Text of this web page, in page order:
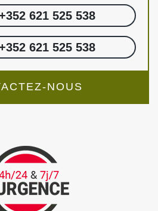
621 525 538
621 525 538
NOUS